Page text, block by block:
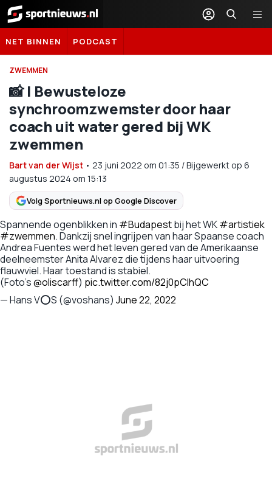
Sportnieuws.nl
NET BINNEN PODCAST
ZWEMMEN
📸 | Bewusteloze
synchroomzwemster door haar
coach uit water gered bij WK
zwemmen
Bart van der Wijst • 23 juni 2022 om 01:35 /Bijgewerkt op 6
augustus 2024 om 15:13
Volg Sportnieuws.nl op Google Discover
Spannende ogenblikken in #Budapestbij het WK#artistiek
#zwemmen. Dankzij snel ingrijpen van haar Spaanse coach
Andrea Fuentes werd het leven gered van de Amerikaanse
deelneemster Anita Alvarez die tijdens haar uitvoering
flauwviel. Haar toestand is stabiel.
(Foto's@oliscarff) pic.twitter.com/82j0pClhQC
— Hans V⭕️S (@voshans) June 22, 2022